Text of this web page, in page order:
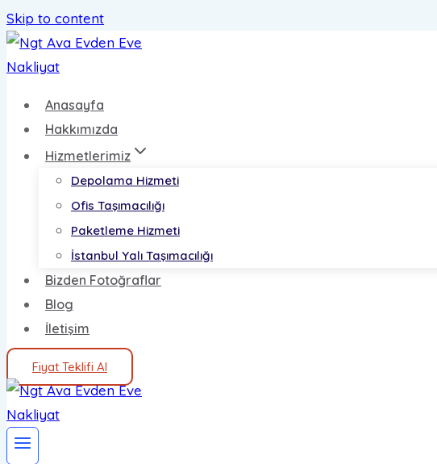
Skip to content
Anasayfa
Hakkımızda
Hizmetlerimiz
Depolama Hizmeti
Ofis Taşımacılığı
Paketleme Hizmeti
İstanbul Yalı Taşımacılığı
Bizden Fotoğraflar
Blog
İletişim
Fiyat Teklifi Al